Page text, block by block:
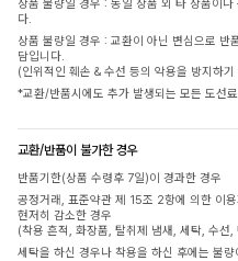
상품 불량일 경우 : 동일 상품 외 타 상품이
다.
상품 불량일 경우 : 교환이 아닌 변심으로
담입니다.
(인위적인 훼손 & 수선 등의 악용을 방지하
*교환/반품시에도 추가 발생되는 모든 도선
교환/반품이 불가한 경우
반품기한(상품 수령후 7일)이 경과한 경우
공정거래, 표준약관 제 15조 2항에 의한 이
현저히 감소한 경우
(착용 흔적, 화장품, 탈취제 냄새, 세탁, 수선,
세탁을 하신 경우나 착용을 하신 후에는 불